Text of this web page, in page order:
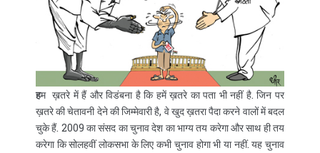
हम ख़तरे में हैं और विडंबना है कि हमें ख़तरे का पता भी नहीं है. जिन पर
ख़तरे की चेतावनी देने की जिम्मेवारी है, वे खुद ख़तरा पैदा करने वालों में बदल
चुके हैं. 2009 का संसद का चुनाव देश का भाग्य तय करेगा और साथ ही तय
करेगा कि सोलहवीं लोकसभा के लिए कभी चुनाव होगा भी या नहीं. यह चुनाव